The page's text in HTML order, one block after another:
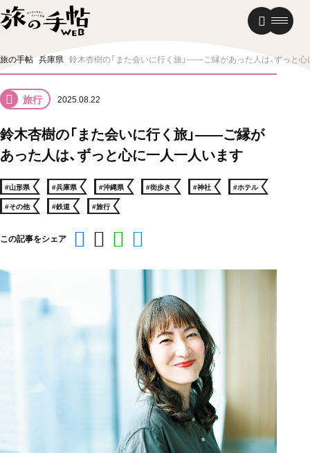
旅の手帖 兵庫県 鈴木杏樹の「また会いに行く旅」——ご縁があった人は、ずっと
旅行 2025.08.22
鈴木杏樹の「また会いに行く旅」——ご縁が
あった人は、ずっと心に一人一人います
#山形県 #兵庫県 #沖縄県 #街歩き #神社
#ホテル
#その他
#鉄道 #旅行
この記事をシェア
温泉
グルメ
街歩き
ニュース
新着記事